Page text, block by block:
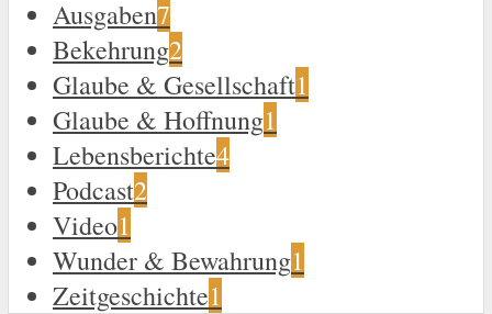
Ausgaben7
Bekehrung2
Glaube & Gesellschaft1
Glaube & Hoffnung1
Lebensberichte4
Podcast2
Video1
Wunder & Bewahrung1
Zeitgeschichte1